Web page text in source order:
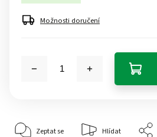
Možnosti doručení
Zeptat se Hlídat